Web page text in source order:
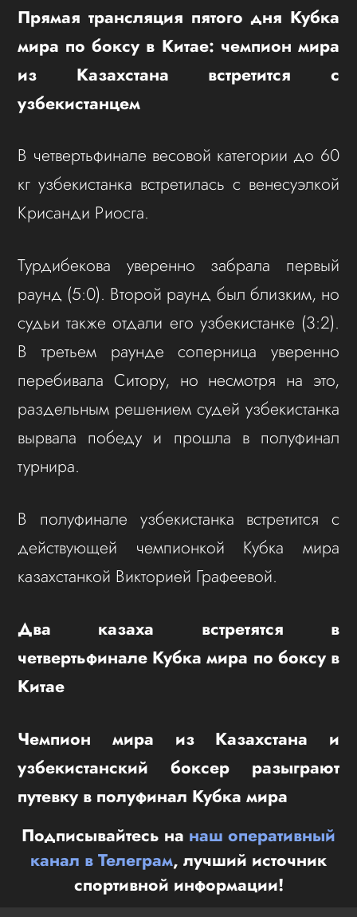
Прямая трансляция пятого дня Кубка
мира по боксу в Китае: чемпион мира
из Казахстана встретится с
узбекистанцем
В четвертьфинале весовой категории до 60
кг узбекистанка встретилась с венесуэлкой
Крисанди Риосга.
Турдибекова уверенно забрала первый
раунд (5:0). Второй раунд был близким, но
судьи также отдали его узбекистанке (3:2).
В третьем раунде соперница уверенно
перебивала Ситору, но несмотря на это,
раздельным решением судей узбекистанка
вырвала победу и прошла в полуфинал
турнира.
В полуфинале узбекистанка встретится с
действующей чемпионкой Кубка мира
казахстанкой Викторией Графеевой.
Два казаха встретятся в
четвертьфинале Кубка мира по боксу в
Китае
Чемпион мира из Казахстана и
узбекистанский боксер разыграют
путевку в полуфинал Кубка мира
Подписывайтесь на наш оперативный
канал в Телеграм, лучший источник
спортивной информации!